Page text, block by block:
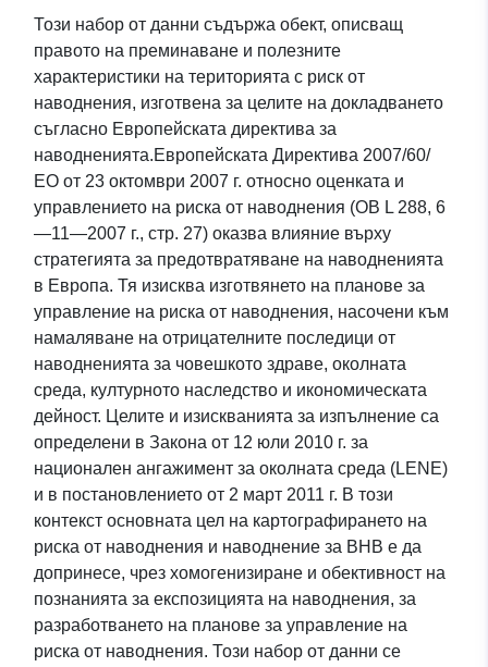
преминаване и полезните
характеристики на
територията, изложена
на риск от наводнения,
Директива за
наводненията
Този набор от данни съдържа обект, описващ
правото на преминаване и полезните
характеристики на територията с риск от
наводнения, изготвена за целите на докладването
съгласно Европейската директива за
наводненията.Европейската Директива 2007/60/
ЕО от 23 октомври 2007 г. относно оценката и
управлението на риска от наводнения (ОВ L 288, 6
—11—2007 г., стр. 27) оказва влияние върху
стратегията за предотвратяване на наводненията
в Европа. Тя изисква изготвянето на планове за
управление на риска от наводнения, насочени към
намаляване на отрицателните последици от
наводненията за човешкото здраве, околната
среда, културното наследство и икономическата
дейност. Целите и изискванията за изпълнение са
определени в Закона от 12 юли 2010 г. за
национален ангажимент за околната среда (LENE)
и в постановлението от 2 март 2011 г. В този
контекст основната цел на картографирането на
риска от наводнения и наводнение за ВНВ е да
допринесе, чрез хомогенизиране и обективност на
познанията за експозицията на наводнения, за
разработването на планове за управление на
риска от наводнения. Този набор от данни се